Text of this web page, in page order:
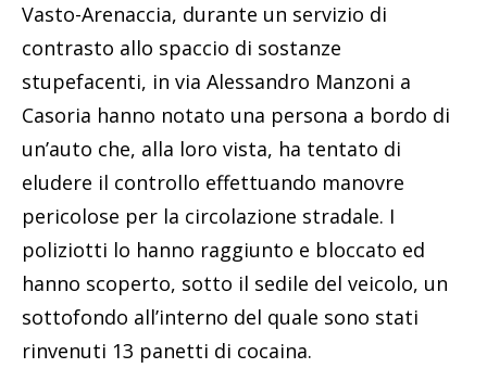
Vasto-Arenaccia, durante un servizio di
contrasto allo spaccio di sostanze
stupefacenti, in via Alessandro Manzoni a
Casoria hanno notato una persona a bordo di
un’auto che, alla loro vista, ha tentato di
eludere il controllo effettuando manovre
pericolose per la circolazione stradale. I
poliziotti lo hanno raggiunto e bloccato ed
hanno scoperto, sotto il sedile del veicolo, un
sottofondo all’interno del quale sono stati
rinvenuti 13 panetti di cocaina.